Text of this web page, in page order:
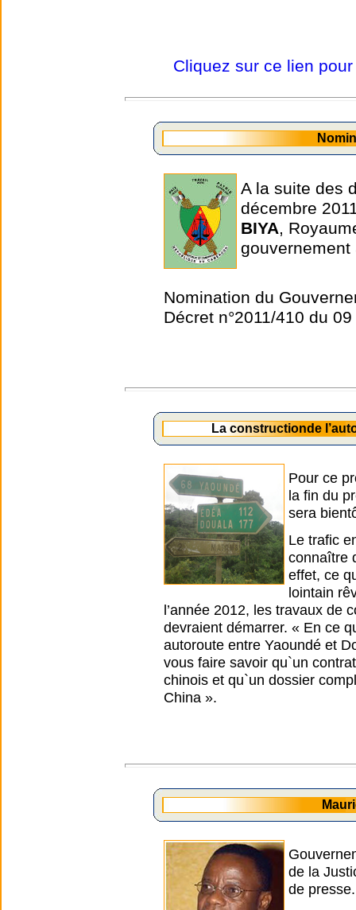
Cliquez sur ce lien
A la suite des
décembre
BIYA,
Nomination du
Décret n°2011/410 du
La constructionde
Pour ce
la fin du
sera
Le trafic
connaître
effet, ce
lointain
l’année 2012, les travaux de
devraient démarrer. « En ce
autoroute entre Yaoundé et
vous faire savoir qu`un
chinois et qu`un dossier
China ».
de la
de presse.